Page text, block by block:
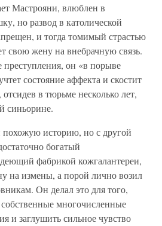
Мастрояни, влюблен в
но развод в католической
и тогда томимый страстью
свою жену на внебрачную связь.
преступления, он «в порыве
состояние аффекта и скостит
в тюрьме несколько лет,
синьорине.
похожую историю, но с другой
богатый
фабрикой кожгалантереи,
на измены, а порой лично возил
Он делал это для того,
многочисленные
и заглушить сильное чувство